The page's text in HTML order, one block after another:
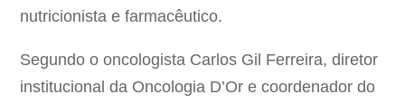
nutricionista e farmacêutico.
Segundo o oncologista Carlos Gil Ferreira, diretor
institucional da Oncologia D’Or e coordenador do